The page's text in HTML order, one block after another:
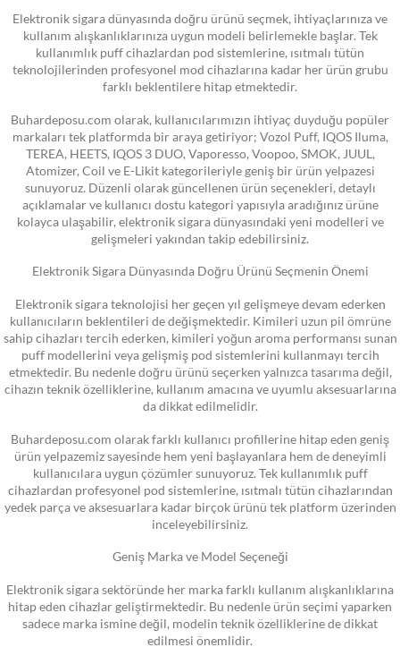
Elektronik sigara dünyasında doğru ürünü seçmek, ihtiyaçlarınıza ve
kullanım alışkanlıklarınıza uygun modeli belirlemekle başlar. Tek
kullanımlık puff cihazlardan pod sistemlerine, ısıtmalı tütün
teknolojilerinden profesyonel mod cihazlarına kadar her ürün grubu
farklı beklentilere hitap etmektedir.
Buhardeposu.com olarak, kullanıcılarımızın ihtiyaç duyduğu popüler
markaları tek platformda bir araya getiriyor; Vozol Puff, IQOS Iluma,
TEREA, HEETS, IQOS 3 DUO, Vaporesso, Voopoo, SMOK, JUUL,
Atomizer, Coil ve E-Likit kategorileriyle geniş bir ürün yelpazesi
sunuyoruz. Düzenli olarak güncellenen ürün seçenekleri, detaylı
açıklamalar ve kullanıcı dostu kategori yapısıyla aradığınız ürüne
kolayca ulaşabilir, elektronik sigara dünyasındaki yeni modelleri ve
gelişmeleri yakından takip edebilirsiniz.
Elektronik Sigara Dünyasında Doğru Ürünü Seçmenin Önemi
Elektronik sigara teknolojisi her geçen yıl gelişmeye devam ederken
kullanıcıların beklentileri de değişmektedir. Kimileri uzun pil ömrüne
sahip cihazları tercih ederken, kimileri yoğun aroma performansı sunan
puff modellerini veya gelişmiş pod sistemlerini kullanmayı tercih
etmektedir. Bu nedenle doğru ürünü seçerken yalnızca tasarıma değil,
cihazın teknik özelliklerine, kullanım amacına ve uyumlu aksesuarlarına
da dikkat edilmelidir.
Buhardeposu.com olarak farklı kullanıcı profillerine hitap eden geniş
ürün yelpazemiz sayesinde hem yeni başlayanlara hem de deneyimli
kullanıcılara uygun çözümler sunuyoruz. Tek kullanımlık puff
cihazlardan profesyonel pod sistemlerine, ısıtmalı tütün cihazlarından
yedek parça ve aksesuarlara kadar birçok ürünü tek platform üzerinden
inceleyebilirsiniz.
Geniş Marka ve Model Seçeneği
Elektronik sigara sektöründe her marka farklı kullanım alışkanlıklarına
hitap eden cihazlar geliştirmektedir. Bu nedenle ürün seçimi yaparken
sadece marka ismine değil, modelin teknik özelliklerine de dikkat
edilmesi önemlidir.